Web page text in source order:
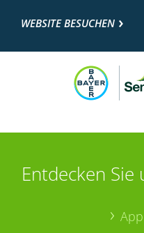
WEBSITE BESUCHEN
Entdecken Sie